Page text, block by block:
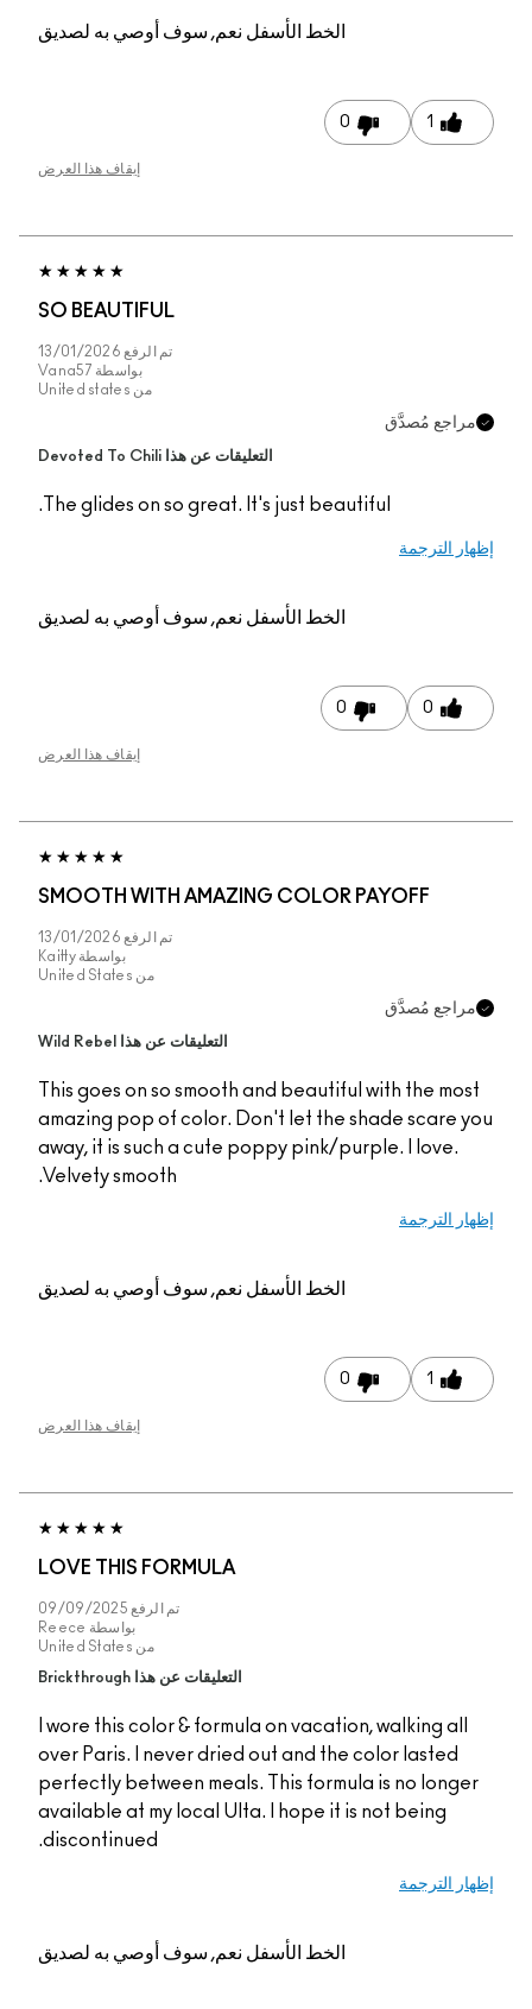
الخط الأسفلنعم, سوف أوصي به لصديق
1
0
إيقاف هذا العرض
SO BEAUTIFUL
تم الرفع 13/01/2026
بواسطة Vana57
من United states
مراجع مُصدَّق
التعليقات عن هذا Devoted To Chili
The glides on so great. It's just beautiful.
إظهار الترجمة
الخط الأسفلنعم, سوف أوصي به لصديق
0
0
إيقاف هذا العرض
SMOOTH WITH AMAZING COLOR PAYOFF
تم الرفع 13/01/2026
بواسطة Kaitty
من United States
مراجع مُصدَّق
التعليقات عن هذا Wild Rebel
This goes on so smooth and beautiful with the most
amazing pop of color. Don't let the shade scare you
away, it is such a cute poppy pink/purple. I love.
Velvety smooth.
إظهار الترجمة
الخط الأسفلنعم, سوف أوصي به لصديق
1
0
إيقاف هذا العرض
LOVE THIS FORMULA
تم الرفع 09/09/2025
بواسطة Reece
من United States
التعليقات عن هذا Brickthrough
I wore this color & formula on vacation, walking all
over Paris. I never dried out and the color lasted
perfectly between meals. This formula is no longer
available at my local Ulta. I hope it is not being
discontinued.
إظهار الترجمة
الخط الأسفلنعم, سوف أوصي به لصديق